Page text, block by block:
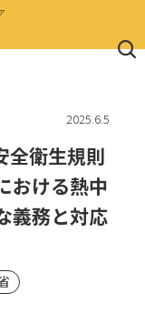
2025.6.5
全衛生規則
おける熱中
義務と対応